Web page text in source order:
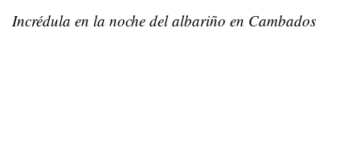
Incrédula en la noche del albariño en Cambados